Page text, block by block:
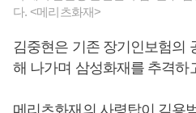
다. <메리츠화재>
김중현은 기존 장기인보험의
해 나가며 삼성화재를 추격하
메리츠화재의 사령탑이 김용